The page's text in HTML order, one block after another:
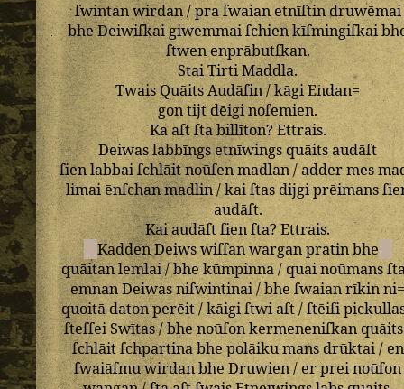
ſwintanwirdan/praſwaianetnīſtindruwēmai
bheDeiwiſkai giwemmai ſchien kīſmingiſkai
ſtwenenprābutſkan.
StaiTirtiMaddla.
TwaisQuāitsAudāſin/kāgiEndan=
gontijt dēigi noſemien.
Kaaſtſtabillīton?Ettrais.
Deiwas labbīngsetnīwingsquāitsaudāſt
ſienlabbaiſchlāitnoūſenmadlan/addermes
limaiēnſchanmadlin/kai ſtasdijgiprēimans
audāſt.
Kaiaudāſtſienſta?Ettrais.
KaddenDeiwswiſſanwarganprātinbhe
quāitanlemlai/bhekūmpinna/quainoūmans
emnanDeiwasniſwintinai/bhe ſwaian rīkin
quoitādatonperēit/kāigi ſtwiaſt/ſtēiſi
ſteſſeiSwītas/bhenoūſonkermeneniſkanquāits
ſchlāitſchpartinabhepolāikumansdrūktai/en
ſwaiāſmuwirdan bheDruwien/erprei noūſon